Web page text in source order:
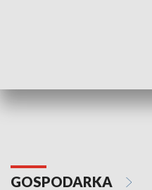
GOSPODARKA